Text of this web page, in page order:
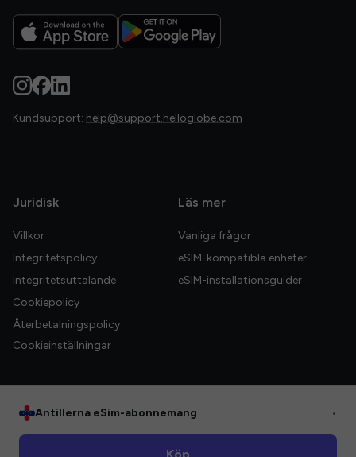
Kundsupport: help@support.helloglobe.com
Juridisk
Villkor
Integritetspolicy
Integritetsuttalande
Cookiepolicy
Återbetalningspolicy
Cookieinställningar
Läs mer
Vanliga frågor
eSIM-kompatibla enheter
eSIM-installationsguider
Antillerna eSim-abonnemang •